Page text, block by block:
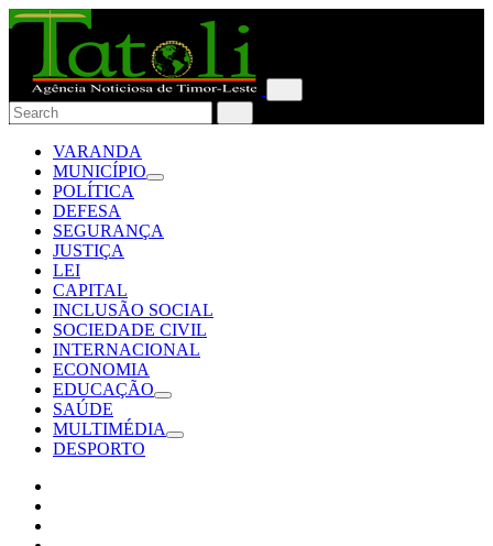
VARANDA
MUNICÍPIO
POLÍTICA
DEFESA
SEGURANÇA
JUSTIÇA
LEI
CAPITAL
INCLUSÃO SOCIAL
SOCIEDADE CIVIL
INTERNACIONAL
ECONOMIA
EDUCAÇÃO
SAÚDE
MULTIMÉDIA
DESPORTO